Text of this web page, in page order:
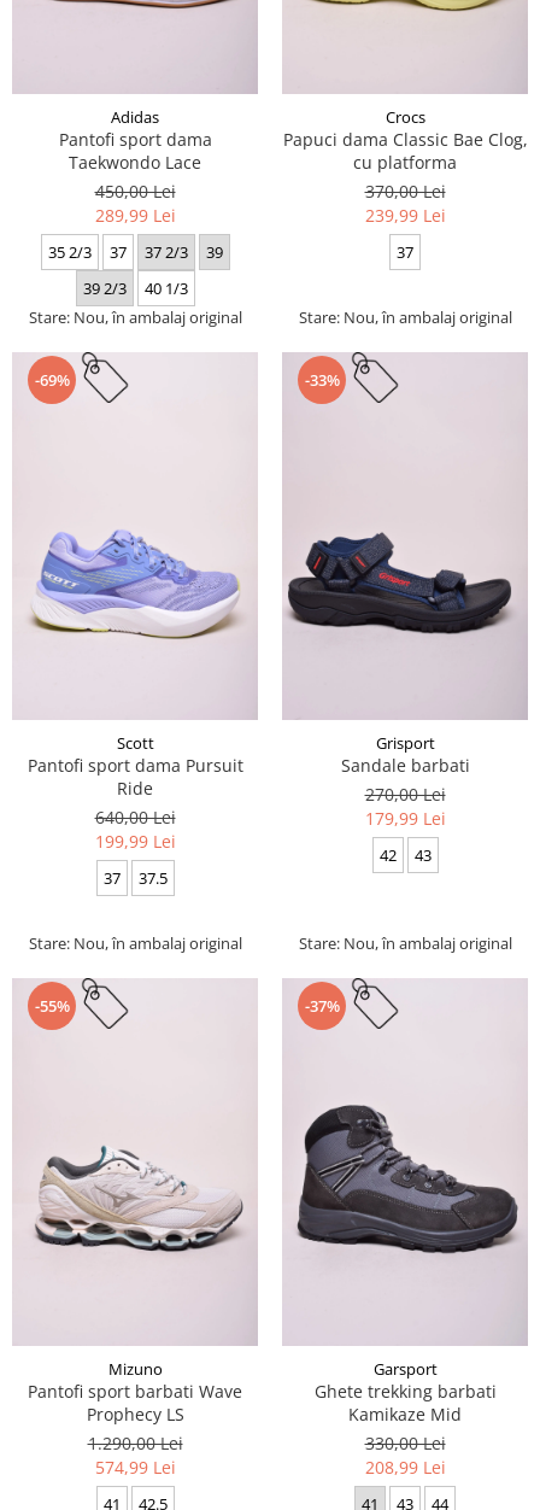
Adidas
Pantofi sport dama
Taekwondo Lace
450,00 Lei
289,99 Lei
35 2/3 37 37 2/3
39
39 2/3
40 1/3
Stare: Nou, în ambalaj original
Crocs
Papuci dama Classic Bae Clog,
cu platforma
370,00 Lei
239,99 Lei
37
Stare: Nou, în ambalaj original
-69%
Scott
Pantofi sport dama Pursuit
Ride
640,00 Lei
199,99 Lei
37 37.5
Stare: Nou, în ambalaj original
-33%
Grisport
Sandale barbati
270,00 Lei
179,99 Lei
42 43
Stare: Nou, în ambalaj original
-55%
Mizuno
Pantofi sport barbati Wave
Prophecy LS
1.290,00 Lei
574,99 Lei
41 42.5
-37%
Garsport
Ghete trekking barbati
Kamikaze Mid
330,00 Lei
208,99 Lei
41 43 44